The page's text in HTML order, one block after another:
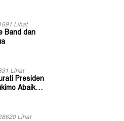
Lihat
Band dan
Lihat
Presiden
Abaikan
Lihat